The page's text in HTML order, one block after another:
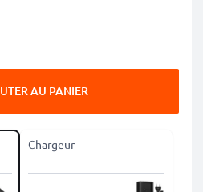
AU PANIER
Chargeur